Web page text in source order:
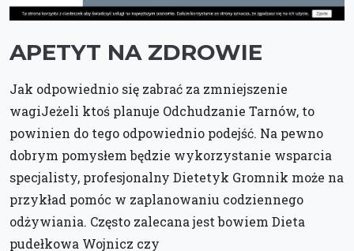
APETYT NA ZDROWIE
Jak odpowiednio się zabrać za zmniejszenie
wagiJeżeli ktoś planuje Odchudzanie Tarnów, to
powinien do tego odpowiednio podejść. Na pewno
dobrym pomysłem będzie wykorzystanie wsparcia
specjalisty, profesjonalny Dietetyk Gromnik może na
przykład pomóc w zaplanowaniu codziennego
odżywiania. Często zalecana jest bowiem Dieta
pudełkowa Wojnicz czy